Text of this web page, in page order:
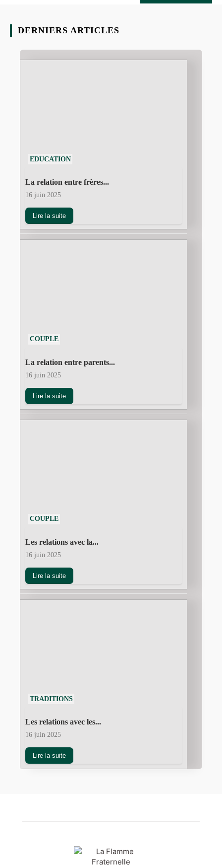
DERNIERS ARTICLES
EDUCATION
La relation entre frères...
16 juin 2025
Lire la suite
COUPLE
La relation entre parents...
16 juin 2025
Lire la suite
COUPLE
Les relations avec la...
16 juin 2025
Lire la suite
TRADITIONS
Les relations avec les...
16 juin 2025
Lire la suite